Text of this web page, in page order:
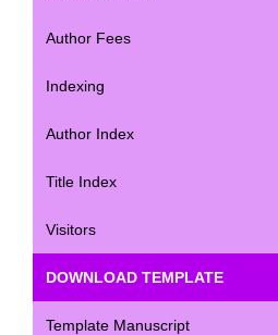
Author Fees
Indexing
Author Index
Title Index
Visitors
DOWNLOAD TEMPLATE
Template Manuscript